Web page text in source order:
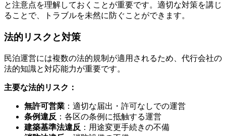
と注意点を理解しておくことが重要です。適切な対策を講じ
ることで、トラブルを未然に防ぐことができます。
法的リスクと対策
民泊運営には複数の法的規制が適用されるため、代行会社の
法的知識と対応能力が重要です。
主要な法的リスク：
無許可営業 ：適切な届出・許可なしでの運営
条例違反 ：各区の条例に抵触する運営
建築基準法違反 ：用途変更手続きの不備